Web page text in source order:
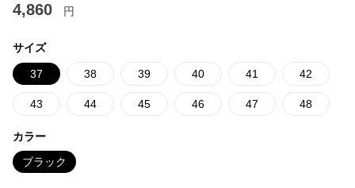
4,860 円
サイズ
37 38 39 40 41 42
43 44 45 46 47 48
カラー
ブラック